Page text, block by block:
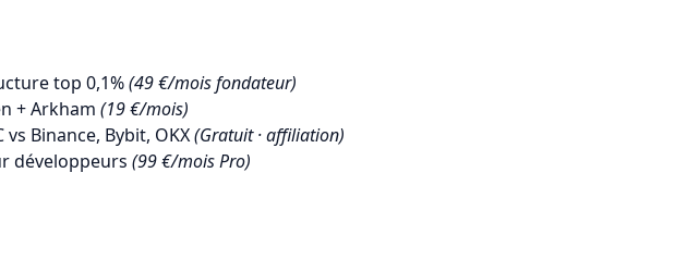
top 0,1%(49 €/mois fondateur)
+ Arkham (19 €/mois)
Binance, Bybit, OKX(Gratuit · affiliation)
développeurs (99 €/mois Pro)